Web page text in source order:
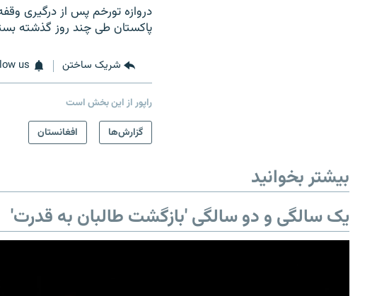
دروازه تورخم پس از درگیری
پاکستان طی چند روز گذشته
شریک ساختن us
راپور از این بخش است
گزارش‌ها
افغانستان
بیشتر بخوانید
یک سالگی و دو سالگی 'بازگشت طالبان به قدرت'